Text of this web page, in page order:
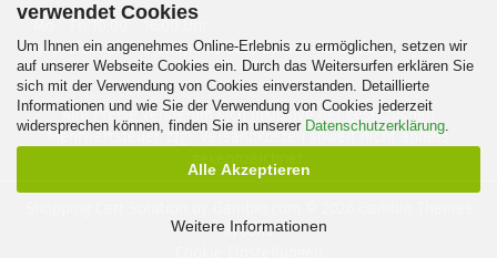
verwendet Cookies
Um Ihnen ein angenehmes Online-Erlebnis zu ermöglichen, setzen wir
auf unserer Webseite Cookies ein. Durch das Weitersurfen erklären Sie
sich mit der Verwendung von Cookies einverstanden. Detaillierte
Informationen und wie Sie der Verwendung von Cookies jederzeit
widersprechen können, finden Sie in unserer Datenschutzerklärung.
Alle Akzeptieren
Weitere Informationen
Geprüfter Online Shop mit Geld-zurück-Garantie.
Alle Preise verstehen sich inklusive der gesetzlichen
Mehrwertsteuer, zzgl.Versandkosten soweit nicht anders
Xycons